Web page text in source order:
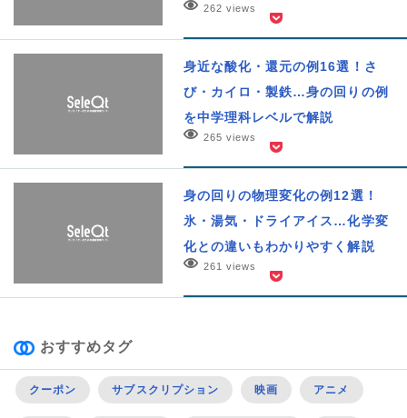
262 views
身近な酸化・還元の例16選！さ
び・カイロ・製鉄…身の回りの例
を中学理科レベルで解説
265 views
身の回りの物理変化の例12選！
氷・湯気・ドライアイス…化学変
化との違いもわかりやすく解説
261 views
おすすめタグ
クーポン サブスクリプション 映画 アニメ